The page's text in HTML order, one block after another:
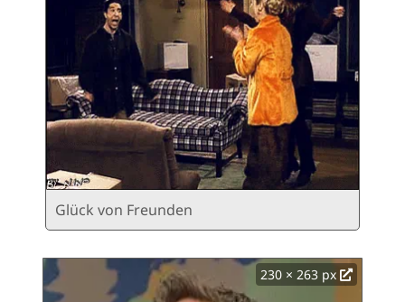
Glück von Freunden
230 × 263 px